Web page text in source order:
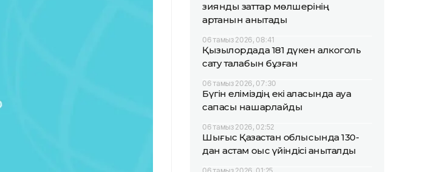
зиянды заттар мөлшерінің
артқанын анықтады
06 тамыз 2026, 08:41
Қызылордада 181 дүкен алкоголь
сату талабын бұзған
06 тамыз 2026, 07:30
Бүгін еліміздің екі қаласында ауа
сапасы нашарлайды
06 тамыз 2026, 02:52
Шығыс Қазақстан облысында 130-
дан астам қоқыс үйіндісі анықталды